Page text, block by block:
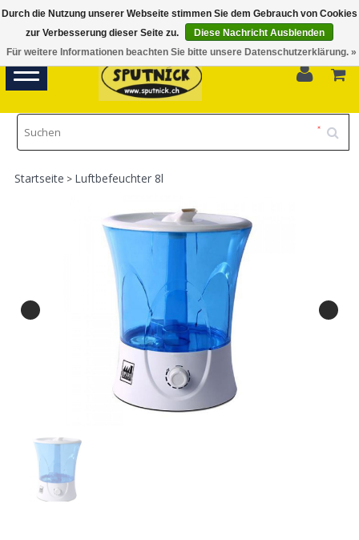
Di-Fr 11.00 - 18.30, Sa 10.00 - 16.00
Toggle
navigation
0
Startseite > Luftbefeuchter 8l
Durch die Nutzung unserer Webseite stimmen Sie dem Gebrauch von Cookies
zur Verbesserung dieser Seite zu.
Diese Nachricht Ausblenden
Für weitere Informationen beachten Sie bitte unsere Datenschutzerklärung. »